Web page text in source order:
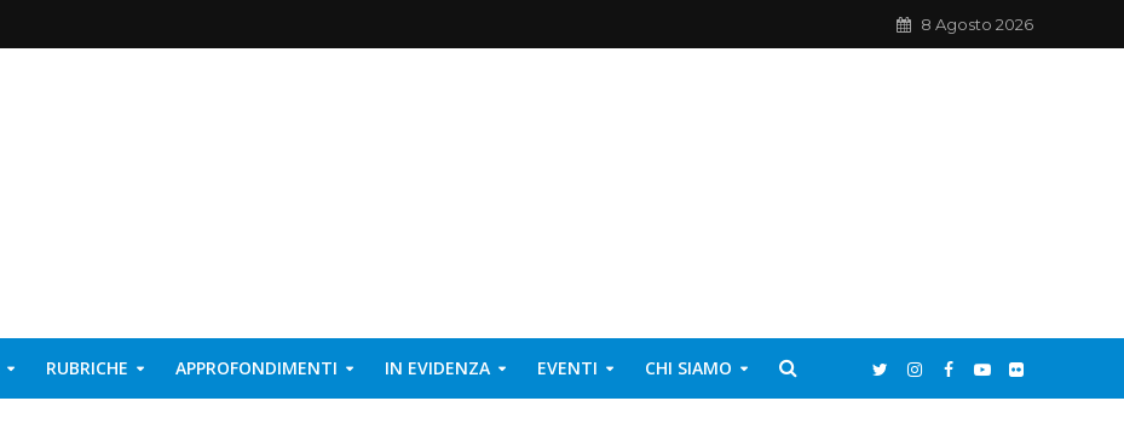
8 Agosto 2026
RUBRICHE APPROFONDIMENTI IN EVIDENZA EVENTI CHI SIAMO